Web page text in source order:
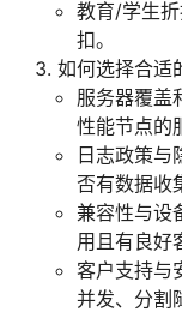
教育/学生
扣。
如何选择合适
服务器覆盖
性能节点的
日志政策与
否有数据收
兼容性与设
用且有良好
客户支持与
并发、分割